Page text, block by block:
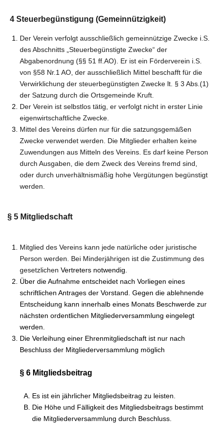
4 Steuerbegünstigung (Gemeinnützigkeit)
Der Verein verfolgt ausschließlich gemeinnützige Zwecke i.S.
des Abschnitts „Steuerbegünstigte Zwecke“ der
Abgabenordnung (§§ 51 ff.AO). Er ist ein Förderverein i.S.
von §58 Nr.1 AO, der ausschließlich Mittel beschafft für die
Verwirklichung der steuerbegünstigten Zwecke lt. § 3 Abs.(1)
der Satzung durch die Ortsgemeinde Kruft.
Der Verein ist selbstlos tätig, er verfolgt nicht in erster Linie
eigenwirtschaftliche Zwecke.
Mittel des Vereins dürfen nur für die satzungsgemäßen
Zwecke verwendet werden. Die Mitglieder erhalten keine
Zuwendungen aus Mitteln des Vereins. Es darf keine Person
durch Ausgaben, die dem Zweck des Vereins fremd sind,
oder durch unverhältnismäßig hohe Vergütungen begünstigt
werden.
§ 5 Mitgliedschaft
Mitglied des Vereins kann jede natürliche oder juristische
Person werden. Bei Minderjährigen ist die Zustimmung des
gesetzlichen Vertreters notwendig.
Über die Aufnahme entscheidet nach Vorliegen eines
schriftlichen Antrages der Vorstand. Gegen die ablehnende
Entscheidung kann innerhalb eines Monats Beschwerde zur
nächsten ordentlichen Mitgliederversammlung eingelegt
werden.
Die Verleihung einer Ehrenmitgliedschaft ist nur nach
Beschluss der Mitgliederversammlung möglich
§ 6 Mitgliedsbeitrag
Es ist ein jährlicher Mitgliedsbeitrag zu leisten.
Die Höhe und Fälligkeit des Mitgliedsbeitrags bestimmt
die Mitgliederversammlung durch Beschluss.